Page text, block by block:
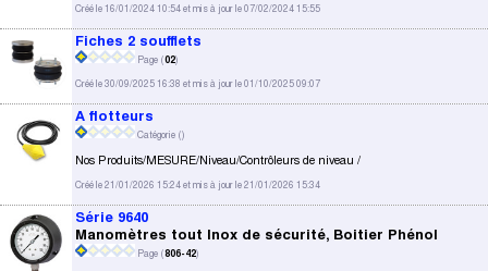
Créé le 16/01/2024 10:54 et mis à jour le 07/02/2024 15:55
Fiches 2 soufflets
Page (02)
Créé le 30/09/2025 16:38 et mis à jour le 01/10/2025 09:07
A flotteurs
Catégorie ()
Nos Produits/MESURE/Niveau/Contrôleurs de niveau /
Créé le 21/01/2026 15:24 et mis à jour le 21/01/2026 15:34
Série 9640
Manomètres tout Inox de sécurité, Boitier Phénol
Page (806-42)